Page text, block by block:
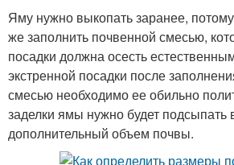
Яму нужно выкопать заранее,
же заполнить почвенной смесью,
посадки должна осесть
экстренной посадки после
смесью необходимо ее обильно
заделки ямы нужно будет подсыпать
дополнительный объем почвы.